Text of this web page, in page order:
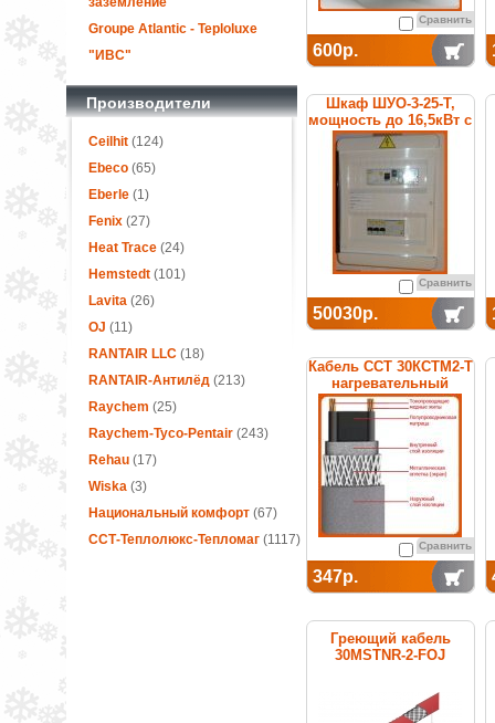
Groupe Atlantic - Teploluxe
"ИВС"
Производители
Ceilhit(124)
Ebeco(65)
Eberle(1)
Fenix(27)
Heat Trace(24)
Hemstedt(101)
Lavita(26)
OJ (11)
RANTAIR LLC(18)
RANTAIR-Антилёд(213)
Raychem (25)
Raychem-Tyco-Pentair (243)
Rehau(17)
Wiska(3)
Национальный комфорт(67)
ССТ-Теплолюкс-Тепломаг(1117)
Сравнить
600р.
Шкаф ШУО-3-25-T,
мощность до 16,5кВт с
термостатом
Сравнить
50030р.
Кабель ССТ 30КСТМ2-Т
нагревательный
саморегулирующийся
Сравнить
347р.
Греющий кабель
30MSTNR-2-FOJ